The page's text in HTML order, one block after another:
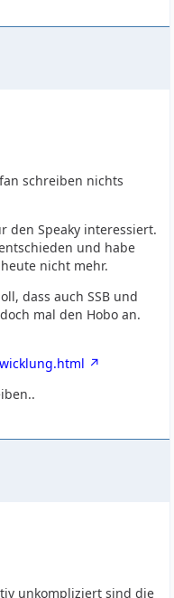
schreiben nichts
den Speaky interessiert.
und habe
nicht mehr.
dass auch SSB und
mal den Hobo an.
unkompliziert sind die